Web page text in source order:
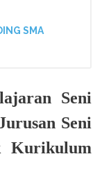
SMA
Seni
Seni
Kurikulum